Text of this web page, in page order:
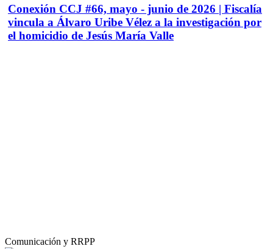
Conexión CCJ #66, mayo - junio de 2026 | Fiscalía
vincula a Álvaro Uribe Vélez a la investigación por
el homicidio de Jesús María Valle
Comunicación y RRPP